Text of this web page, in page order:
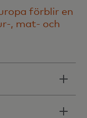
förblir en
, mat- och